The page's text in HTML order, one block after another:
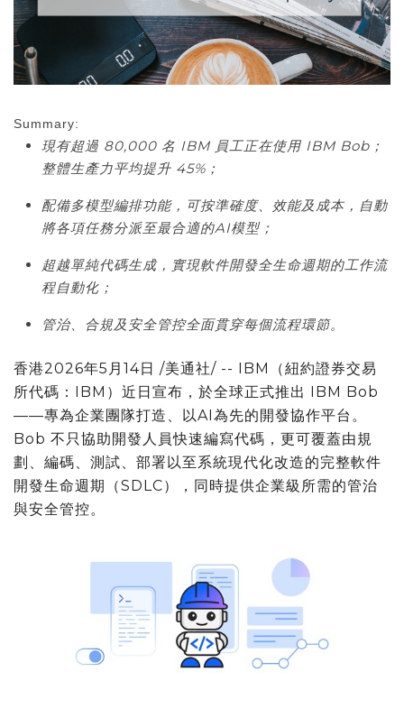
Summary:
現有超過 80,000 名 IBM 員工正在使用 IBM Bob ；
整體生產力平均提升 45% ；
配備多模型編排功能，可按準確度、效能及成本，自動
將各項任務分派至最合適的AI模型；
超越單純代碼生成，實現軟件開發全生命週期的工作流
程自動化；
管治、合規及安全管控全面貫穿每個流程環節。
香港2026年5月14日 /美通社/ -- IBM（紐約證券交易
所代碼：IBM）近日宣布，於全球正式推出 IBM Bob
——專為企業團隊打造、以AI為先的開發協作平台。
Bob 不只協助開發人員快速編寫代碼，更可覆蓋由規
劃、編碼、測試、部署以至系統現代化改造的完整軟件
開發生命週期（SDLC），同時提供企業級所需的管治
與安全管控。